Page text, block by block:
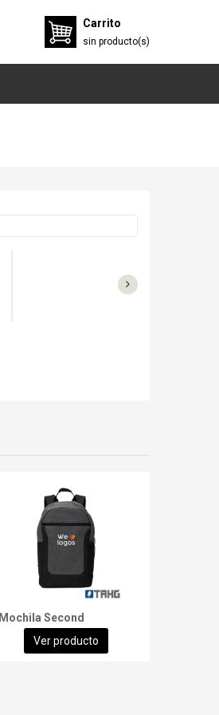
Carrito
sin producto(s)
Mochila Second
Ver producto